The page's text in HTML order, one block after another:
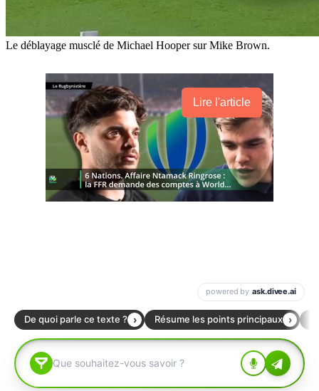
Le déblayage musclé de Michael Hooper sur Mike Brown.
Lire l'article